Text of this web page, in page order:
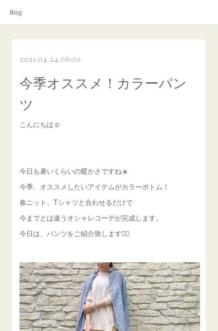
Blog
2021.04.24 08:00
今季オススメ！カラーパン
ツ
こんにちは☺︎
今日も暑いくらいの暖かさですね☀️
今季、オススメしたいアイテムがカラーボトム！
春ニット、Tシャツと合わせるだけで
今までとは違うオシャレコーデが完成します。
今日は、パンツをご紹介致します💁‍♀️